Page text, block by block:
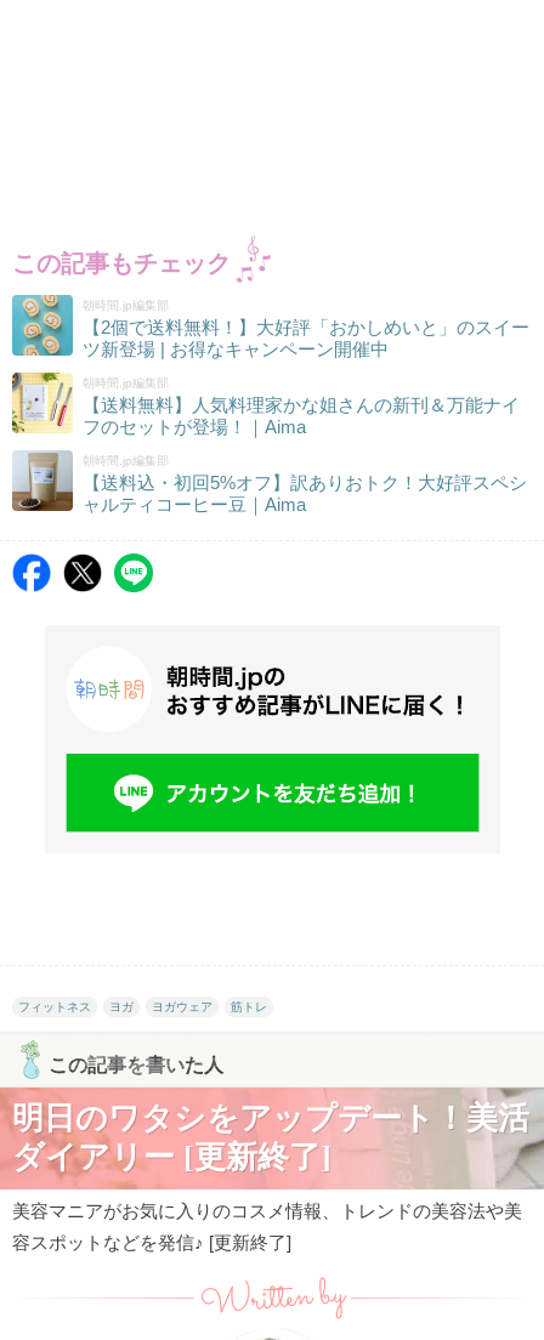
この記事もチェック
朝時間.jp編集部
【2個で送料無料！】大好評「おかしめいと」のスイー
ツ新登場 | お得なキャンペーン開催中
朝時間.jp編集部
【送料無料】人気料理家かな姐さんの新刊＆万能ナイ
フのセットが登場！｜Aima
朝時間.jp編集部
【送料込・初回5%オフ】訳ありおトク！大好評スペシ
ャルティコーヒー豆｜Aima
フィットネス ヨガ ヨガウェア 筋トレ
この記事を書いた人
明日のワタシをアップデート！美活
ダイアリー [更新終了]
美容マニアがお気に入りのコスメ情報、トレンドの美容法や美
容スポットなどを発信♪ [更新終了]
Written by